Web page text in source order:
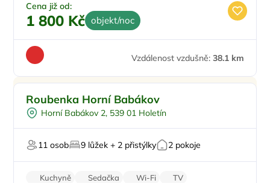
Cena již od:
1 800 Kč objekt/noc
Vzdálenost vzdušně: 38.1 km
Venkovní bazén
Na samotě
U lesa
Roubenka Horní Babákov
Horní Babákov 2, 539 01 Holetín
11 osob 9 lůžek + 2 přistýlky 2 pokoje
Kuchyně Sedačka Wi-Fi
TV